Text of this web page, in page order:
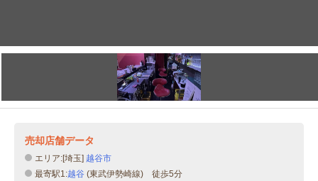
売却店舗データ
エリア:[埼玉] 越谷市
最寄駅1:越谷 (東武伊勢崎線) 徒歩5分